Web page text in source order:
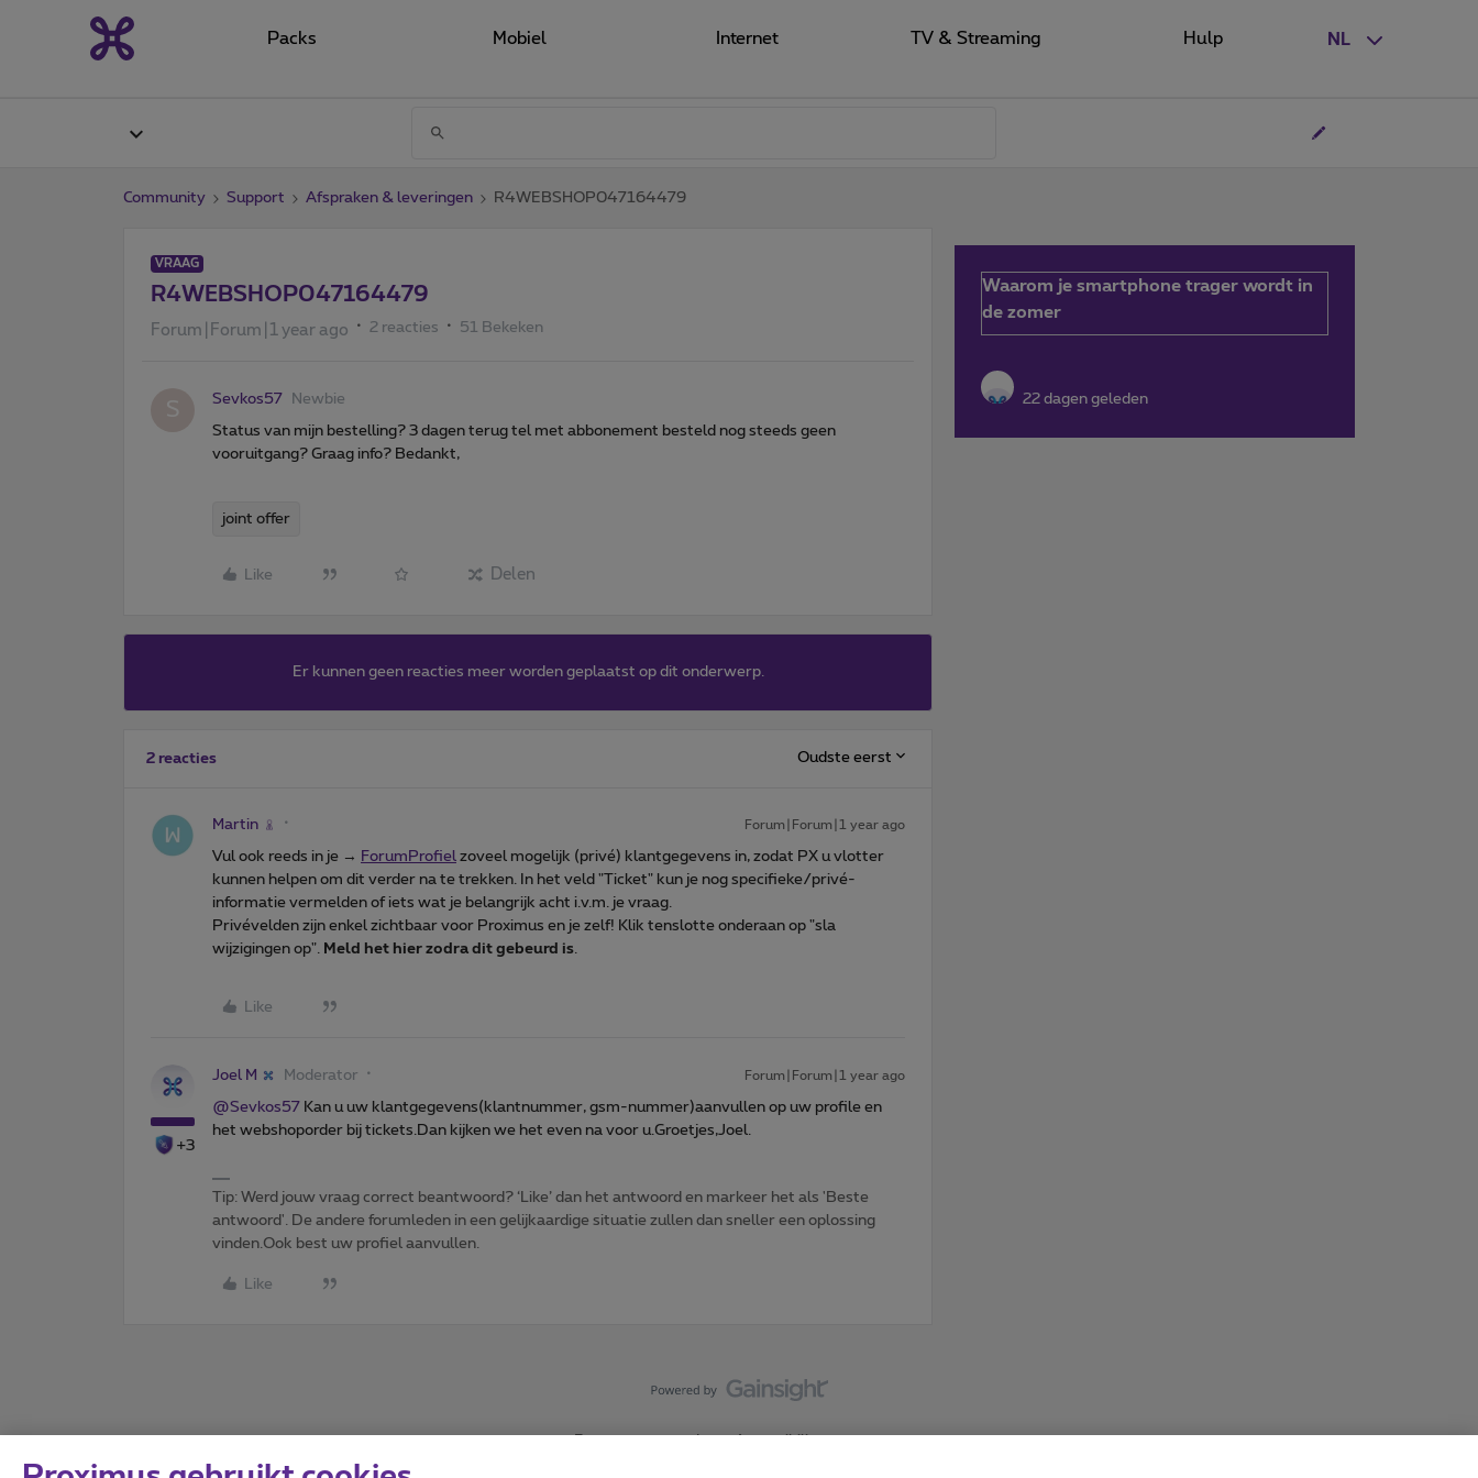
NL
Packs Mobiel Internet TV & Streaming Hulp
Community Support Afspraken & leveringen R4WEBSHOP047164479
VRAAG
R4WEBSHOP047164479
Forum|Forum|1 year ago 2 reacties 51 Bekeken
S Sevkos57 Newbie
Status van mijn bestelling? 3 dagen terug tel met abbonement besteld nog steeds geen
vooruitgang? Graag info? Bedankt,
joint offer
Like Delen
Er kunnen geen reacties meer worden geplaatst op dit onderwerp.
2 reacties Oudste eerst
Martin Forum|Forum|1 year ago
Vul ook reeds in je → ForumProfiel zoveel mogelijk (privé) klantgegevens in, zodat PX u vlotter
kunnen helpen om dit verder na te trekken. In het veld "Ticket" kun je nog specifieke/privé-
informatie vermelden of iets wat je belangrijk acht i.v.m. je vraag.
Privévelden zijn enkel zichtbaar voor Proximus en je zelf! Klik tenslotte onderaan op "sla
wijzigingen op".
Meld het hier zodra dit gebeurd is
Like
+3
Joel M Moderator Forum|Forum|1 year ago
@Sevkos57 Kan u uw klantgegevens(klantnummer, gsm-nummer)aanvullen op uw profile en
het webshoporder bij tickets.Dan kijken we het even na voor u.Groetjes,Joel.
Tip: Werd jouw vraag correct beantwoord? ‘Like’ dan het antwoord en markeer het als 'Beste
antwoord'. De andere forumleden in een gelijkaardige situatie zullen dan sneller een oplossing
vinden.Ook best uw profiel aanvullen.
Like
Waarom je smartphone trager wordt in
de zomer
22 dagen geleden
Forumvoorwaarden Accessibility statement